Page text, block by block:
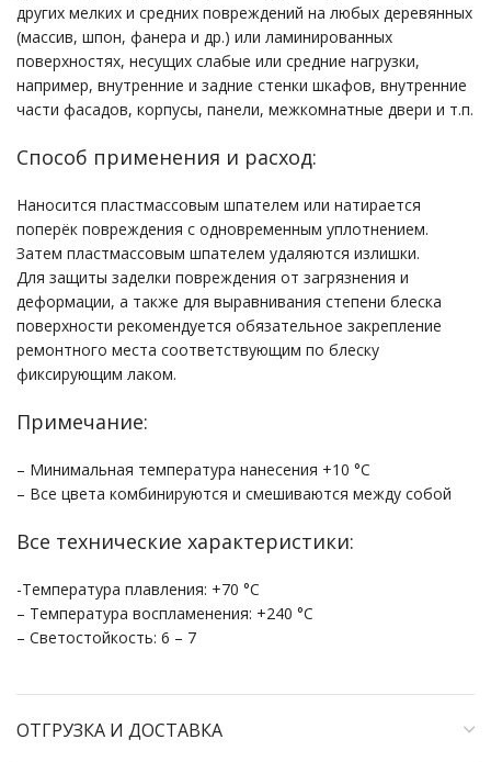
других мелких и средних повреждений на любых деревянных
(массив, шпон, фанера и др.) или ламинированных
поверхностях, несущих слабые или средние нагрузки,
например, внутренние и задние стенки шкафов, внутренние
части фасадов, корпусы, панели, межкомнатные двери и т.п.
Способ применения и расход:
Наносится пластмассовым шпателем или натирается
поперёк повреждения с одновременным уплотнением.
Затем пластмассовым шпателем удаляются излишки.
Для защиты заделки повреждения от загрязнения и
деформации, а также для выравнивания степени блеска
поверхности рекомендуется обязательное закрепление
ремонтного места соответствующим по блеску
фиксирующим лаком.
Примечание:
– Минимальная температура нанесения +10 °С
– Все цвета комбинируются и смешиваются между собой
Все технические характеристики:
-Температура плавления: +70 °С
– Температура воспламенения: +240 °С
– Светостойкость: 6 – 7
ОТГРУЗКА И ДОСТАВКА